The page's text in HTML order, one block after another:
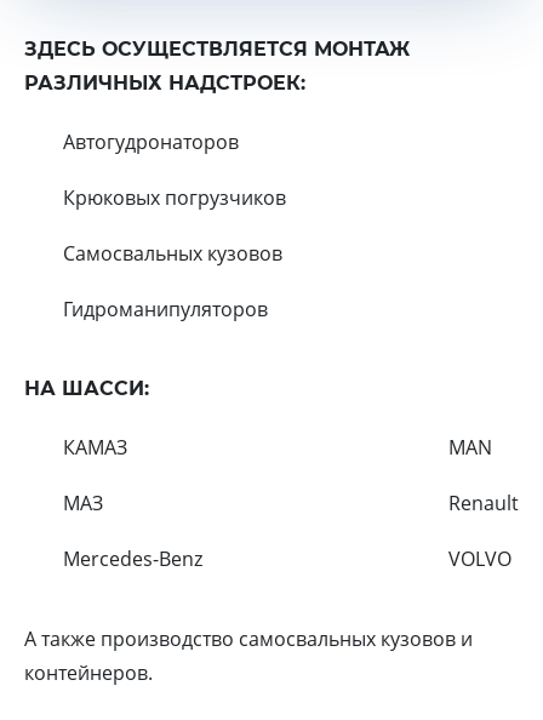
ЗДЕСЬ ОСУЩЕСТВЛЯЕТСЯ МОНТАЖ
РАЗЛИЧНЫХ НАДСТРОЕК:
Автогудронаторов
Крюковых погрузчиков
Самосвальных кузовов
Гидроманипуляторов
НА ШАССИ:
КАМАЗ
МАЗ
Mercedes-Benz
MAN
Renault
VOLVO
А также производство самосвальных кузовов и
контейнеров.